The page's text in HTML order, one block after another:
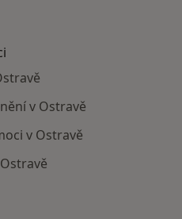
v Ostravě
v Ostravě